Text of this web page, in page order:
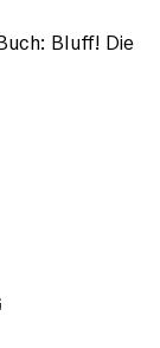
Bluff! Die